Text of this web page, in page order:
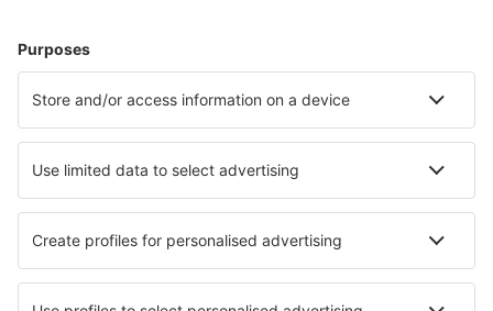
Hoteluri în Westerland
Hoteluri în Heringsdorf Hoteluri în Wenningstedt-Braderup
Hoteluri în Stockelsdorf Hoteluri în Willingen
Hoteluri în Laboe Hoteluri în Essen
Cele mai bune hoteluri - orașe
Hoteluri în Montelabbate Hoteluri în Huai Nan